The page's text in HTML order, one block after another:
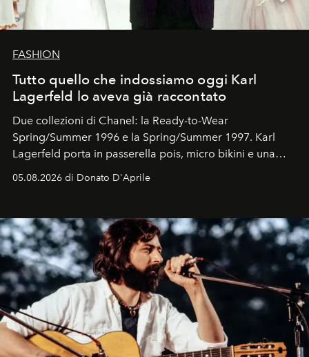
FASHION
Tutto quello che indossiamo oggi Karl
Lagerfeld lo aveva già raccontato
Due collezioni di Chanel: la Ready-to-Wear
Spring/Summer 1996 e la Spring/Summer 1997. Karl
Lagerfeld porta in passerella pois, micro bikini e una
Kate, Claudia e Carla una dietro l'altra. Trent'anni dopo,
uno dei documenti più contemporanei che abbiamo.
05.08.2026 di Donato D'Aprile